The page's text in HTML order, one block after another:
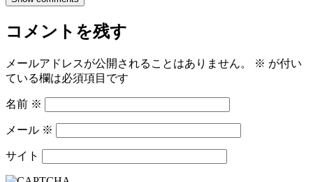
コメントを残す
メールアドレスが公開されることはありません。 ※ が付い
ている欄は必須項目です
名前 ※
メール ※
サイト